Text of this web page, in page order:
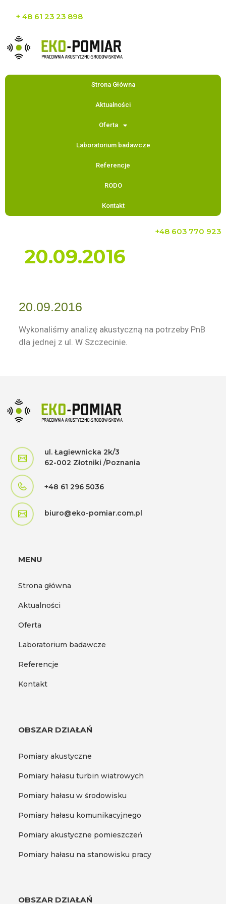
+ 48 61 23 23 898
Strona Główna
Aktualności
Oferta
Laboratorium badawcze
Referencje
RODO
Kontakt
+48 603 770 923
20.09.2016
20.09.2016
Wykonaliśmy analizę akustyczną na potrzeby PnB
dla jednej z ul. W Szczecinie.
ul. Łagiewnicka 2k/3
62-002 Złotniki /Poznania
+48 61 296 5036
biuro@eko-pomiar.com.pl
MENU
Strona główna
Aktualności
Oferta
Laboratorium badawcze
Referencje
Kontakt
OBSZAR DZIAŁAŃ
Pomiary akustyczne
Pomiary hałasu turbin wiatrowych
Pomiary hałasu w środowisku
Pomiary hałasu komunikacyjnego
Pomiary akustyczne pomieszczeń
Pomiary hałasu na stanowisku pracy
OBSZAR DZIAŁAŃ